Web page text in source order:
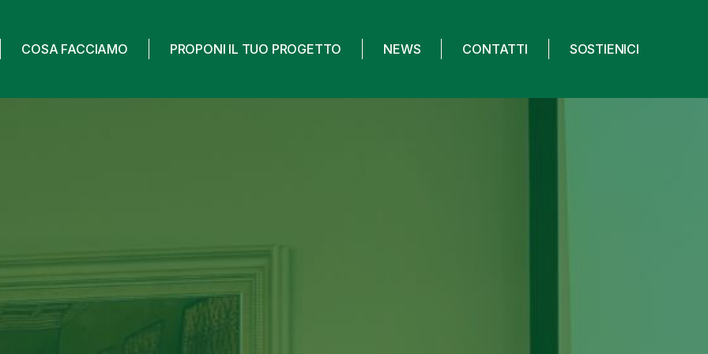
COSA FACCIAMO PROPONI IL TUO PROGETTO NEWS CONTATTI SOSTIENICI